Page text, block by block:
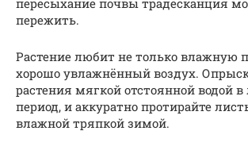
пережить.
Растение любит не только влажную
хорошо увлажнённый воздух.
растения мягкой отстоянной водой
период, и аккуратно протирайте
влажной тряпкой зимой.